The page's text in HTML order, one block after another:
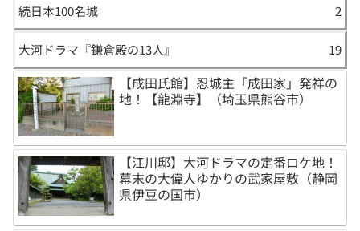
続日本100名城 2
大河ドラマ『鎌倉殿の13人』 19
【成田氏館】忍城主「成田家」発祥の
地！【龍淵寺】（埼玉県熊谷市）
【江川邸】大河ドラマの定番ロケ地！
幕末の大偉人ゆかりの武家屋敷（静岡
県伊豆の国市）